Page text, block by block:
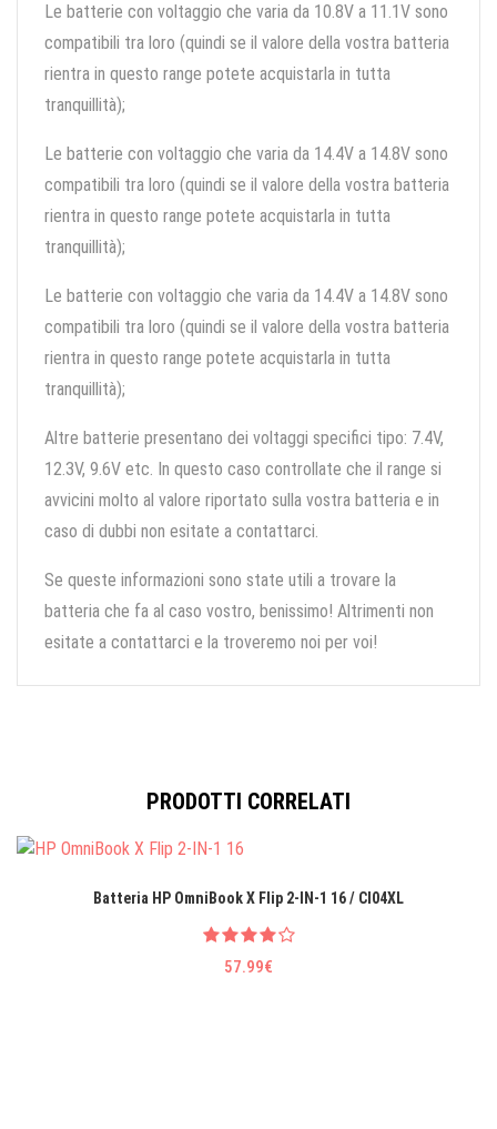
Le batterie con voltaggio che varia da 10.8V a 11.1V sono
compatibili tra loro (quindi se il valore della vostra batteria
rientra in questo range potete acquistarla in tutta
tranquillità);
Le batterie con voltaggio che varia da 14.4V a 14.8V sono
compatibili tra loro (quindi se il valore della vostra batteria
rientra in questo range potete acquistarla in tutta
tranquillità);
Le batterie con voltaggio che varia da 14.4V a 14.8V sono
compatibili tra loro (quindi se il valore della vostra batteria
rientra in questo range potete acquistarla in tutta
tranquillità);
Altre batterie presentano dei voltaggi specifici tipo: 7.4V,
12.3V, 9.6V etc. In questo caso controllate che il range si
avvicini molto al valore riportato sulla vostra batteria e in
caso di dubbi non esitate a contattarci.
Se queste informazioni sono state utili a trovare la
batteria che fa al caso vostro, benissimo! Altrimenti non
esitate a contattarci e la troveremo noi per voi!
PRODOTTI CORRELATI
Batteria HP OmniBook X Flip 2-IN-1 16 / CI04XL
57.99€